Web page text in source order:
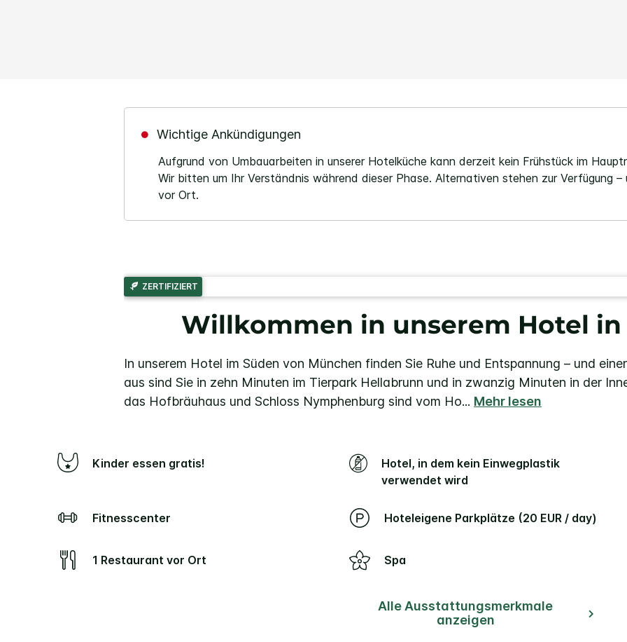
Wichtige Ankündigungen
Aufgrund von Umbauarbeiten in unserer Hotelküche kann derzeit kein Frühstück im
Wir bitten um Ihr Verständnis während dieser Phase. Alternativen stehen zur Verfügung
vor Ort.
ZERTIFIZIERT
Willkommen in unserem Hotel in
In unserem Hotel im Süden von München finden Sie Ruhe und Entspannung – und
aus sind Sie in zehn Minuten im Tierpark Hellabrunn und in zwanzig Minuten in der
das Hofbräuhaus und Schloss Nymphenburg sind vom Ho... Mehr lesen
Kinder essen gratis!
Hotel, in dem kein Einwegplastik
verwendet wird
Fitnesscenter Hoteleigene Parkplätze (20 EUR / day)
1 Restaurant vor Ort Spa
Alle Ausstattungsmerkmale
anzeigen